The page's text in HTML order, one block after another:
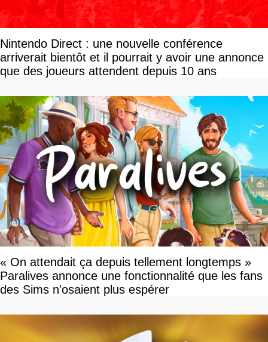
Nintendo Direct : une nouvelle conférence
arriverait bientôt et il pourrait y avoir une annonce
que des joueurs attendent depuis 10 ans
« On attendait ça depuis tellement longtemps »
Paralives annonce une fonctionnalité que les fans
des Sims n'osaient plus espérer